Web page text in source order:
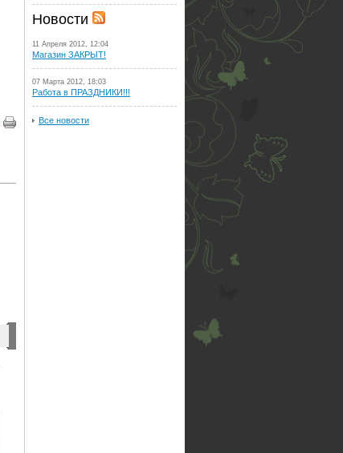
Новости
11 Апреля 2012, 12:04
Магазин ЗАКРЫТ!
07 Марта 2012, 18:03
Работа в ПРАЗДНИКИ!!!
Все новости